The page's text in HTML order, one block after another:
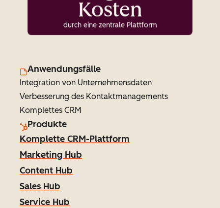
Kosten
durch eine zentrale Plattform
Anwendungsfälle
Integration von Unternehmensdaten
Verbesserung des Kontaktmanagements
Komplettes CRM
Produkte
Komplette CRM-Plattform
Marketing Hub
Content Hub
Sales Hub
Service Hub